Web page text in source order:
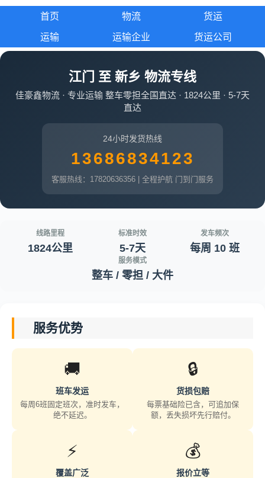
首页 物流 货运
运输 运输企业 货运公司
江门 至 新乡 物流专线
佳豪鑫物流 · 专业运输 整车零担全国直达 · 1824公里 · 5-7天
直达
24小时发货热线
13686834123
客服热线：17820636356 | 全程护航 门到门服务
线路里程
1824公里
标准时效
5-7天
发车频次
每周 10 班
服务模式
整车 / 零担 / 大件
服务优势
🚚
班车发运
每周6班固定班次，准时发车，
绝不延迟。
🔒
货损包赔
每票基础险已含，可追加保
额，丢失损坏先行赔付。
⚡
覆盖广泛
💰
报价立等